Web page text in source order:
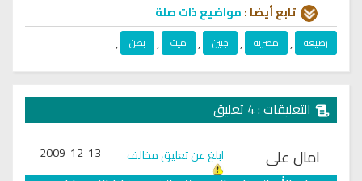
تابع أيضا :مواضيع ذات صلة
رضيعة , مصرية , جنين , ميت , بطن ,
التعليقات : 4 تعليق
امال على ابلغ عن تعليق مخالف 2009-12-13